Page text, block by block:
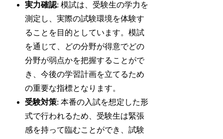
実力確認: 模試は、受験生の学力を
測定し、実際の試験環境を体験す
ることを目的としています。模試
を通じて、どの分野が得意でどの
分野が弱点かを把握することがで
き、今後の学習計画を立てるため
の重要な指標となります。
受験対策: 本番の入試を想定した形
式で行われるため、受験生は緊張
感を持って臨むことができ、試験